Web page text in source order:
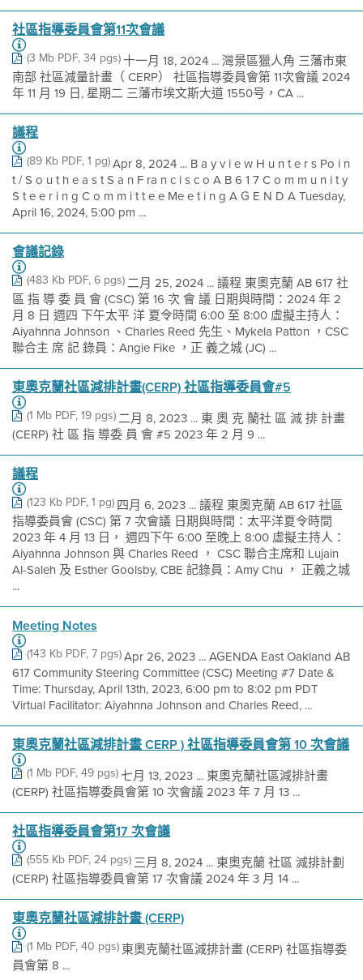
社區指導委員會第11次會議
(3 Mb PDF, 34 pgs)十一月 18, 2024 ... 灣景區獵人角 三藩市東
南部 社區減量計畫（ CERP） 社區指導委員會第 11次會議 2024
年 11 月 19 日, 星期二 三藩市埃文斯大道 1550号，CA ...
議程
(89 Kb PDF, 1 pg)Apr 8, 2024 ... B a y v i e w H u n t e r s Po i n
t / S o u t h e a s t S a n F ra n c i s c o A B 6 1 7 C o m m u n i t y
S t e e r i n g C o m m i t t e e Me e t i n g A G E N D A Tuesday,
April 16, 2024, 5:00 pm ...
會議記錄
(483 Kb PDF, 6 pgs)二月 25, 2024 ... 議程 東奧克蘭 AB 617 社
區 指 導 委 員 會 (CSC) 第 16 次 會 議 日期與時間：2024 年 2
月 8 日 週四 下午太平 洋 夏令時間 6:00 至 8:00 虛擬主持人：
Aiyahnna Johnson 、Charles Reed 先生、Mykela Patton ，CSC
聯合主 席 記 錄員：Angie Fike ，正 義之城 (JC) ...
東奧克蘭社區減排計畫(CERP) 社區指導委員會#5
(1 Mb PDF, 19 pgs)二月 8, 2023 ... 東 奧 克 蘭社 區 減 排 計畫
(CERP) 社 區 指 導委 員 會 #5 2023 年 2 月 9 ...
議程
(123 Kb PDF, 1 pg)四月 6, 2023 ... 議程 東奧克蘭 AB 617 社區
指導委員會 (CSC) 第 7 次會議 日期與時間：太平洋夏令時間
2023 年 4 月 13 日， 週四下午 6:00 至晚上 8:00 虛擬主持人：
Aiyahnna Johnson 與 Charles Reed ， CSC 聯合主席和 Lujain
Al-Saleh 及 Esther Goolsby, CBE 記錄員：Amy Chu ， 正義之城
...
Meeting Notes
(143 Kb PDF, 7 pgs)Apr 26, 2023 ... AGENDA East Oakland AB
617 Community Steering Committee (CSC) Meeting #7 Date &
Time: Thursday, April 13th, 2023, 6:00 pm to 8:02 pm PDT
Virtual Facilitator: Aiyahnna Johnson and Charles Reed, ...
東奧克蘭社區減排計畫 CERP ) 社區指導委員會第 10 次會議
(1 Mb PDF, 49 pgs)七月 13, 2023 ... 東奧克蘭社區減排計畫
(CERP) 社區指導委員會第 10 次會議 2023 年 7 月 13 ...
社區指導委員會第17 次會議
(555 Kb PDF, 24 pgs)三月 8, 2024 ... 東奧克蘭 社區 減排計劃
(CERP) 社區指導委員會第 17 次會議 2024 年 3 月 14 ...
東奧克蘭社區減排計畫 (CERP)
(1 Mb PDF, 40 pgs)東奧克蘭社區減排計畫 (CERP) 社區指導委
員會第 8 ...